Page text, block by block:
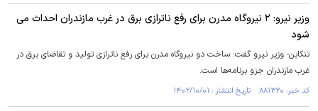
وزیر نیرو: ۲ نیروگاه مدرن برای رفع ناترازی برق در غرب مازندران احداث می
شود
تنکابن- وزیر نیرو گفت: ساخت دو نیروگاه مدرن برای رفع ناترازی تولید و تقاضای برق در
غرب مازندران جزو برنامه‌ها است.
کد خبر: ۸۸۱۳۲۰ تاریخ انتشار : ۱۴۰۲/۱۰/۰۱